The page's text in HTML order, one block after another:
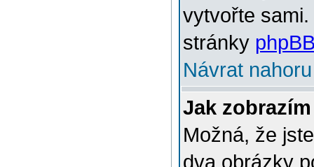
vytvořte
stránky
Návrat nahoru
Jak
Možná, že
dva obrázky